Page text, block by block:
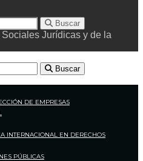
Buscar
Jurídicas y de la
Buscar
DE EMPRESAS
INTERNACIONAL EN DERECHOS
PÚBLICAS